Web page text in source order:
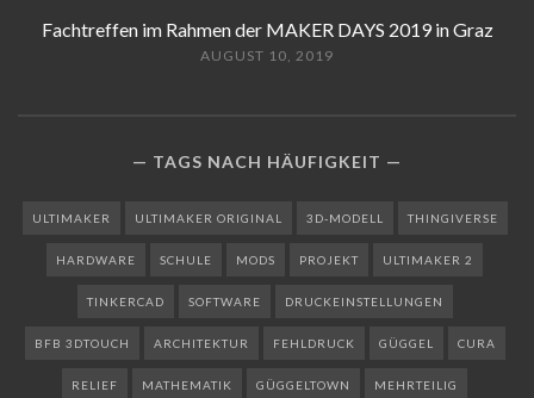
Fachtreffen im Rahmen der MAKER DAYS 2019 in Graz
AUGUST 10, 2019
TAGS NACH HÄUFIGKEIT
ULTIMAKER ULTIMAKER ORIGINAL 3D-MODELL THINGIVERSE
HARDWARE SCHULE MODS PROJEKT ULTIMAKER 2
TINKERCAD SOFTWARE DRUCKEINSTELLUNGEN
BFB 3DTOUCH ARCHITEKTUR FEHLDRUCK GÜGGEL CURA
RELIEF MATHEMATIK GÜGGELTOWN MEHRTEILIG